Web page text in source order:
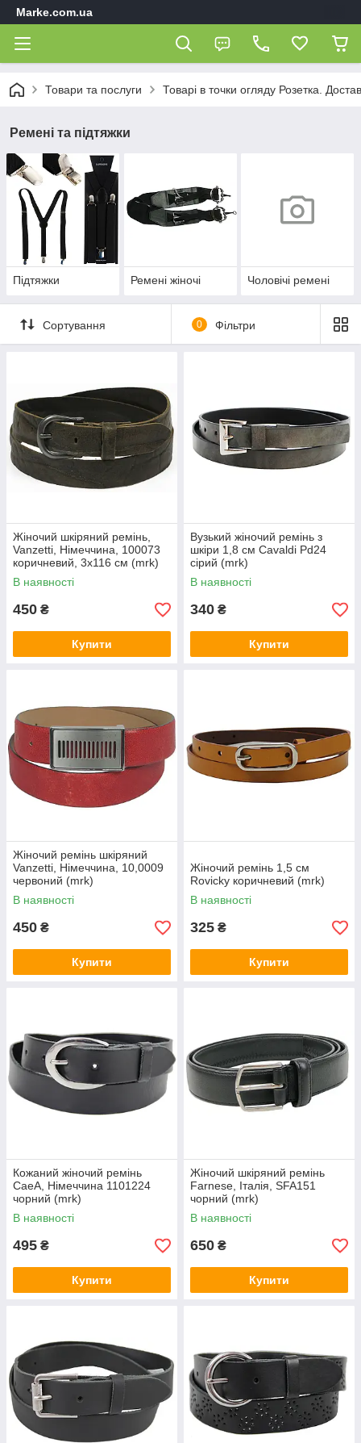
Marke.com.ua
Товари та послуги Товарі в точки огляду Розетка.
Ремені та підтяжки
Підтяжки Ремені жіночі Чоловічі ремені
Сортування 0 Фільтри
Жіночий шкіряний ремінь,
Vanzetti, Німеччина, 100073
коричневий, 3x116 см (mrk)
В наявності
450 ₴
Купити
Вузький жіночий ремінь з
шкіри 1,8 см Cavaldi Pd24
сірий (mrk)
В наявності
340 ₴
Купити
Жіночий ремінь шкіряний
Vanzetti, Німеччина, 10,0009
червоний (mrk)
В наявності
450 ₴
Купити
Жіночий ремінь 1,5 см
Rovicky коричневий (mrk)
В наявності
325 ₴
Купити
Кожаний жіночий ремінь
CaeA, Німеччина 1101224
чорний (mrk)
В наявності
495 ₴
Купити
Жіночий шкіряний ремінь
Farnese, Італія, SFA151
чорний (mrk)
В наявності
650 ₴
Купити